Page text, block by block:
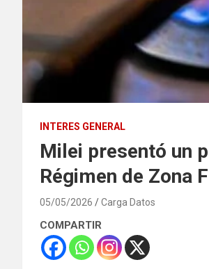
INTERES GENERAL
Milei presentó un
Régimen de Zona
05/05/2026 Carga Datos
COMPARTIR